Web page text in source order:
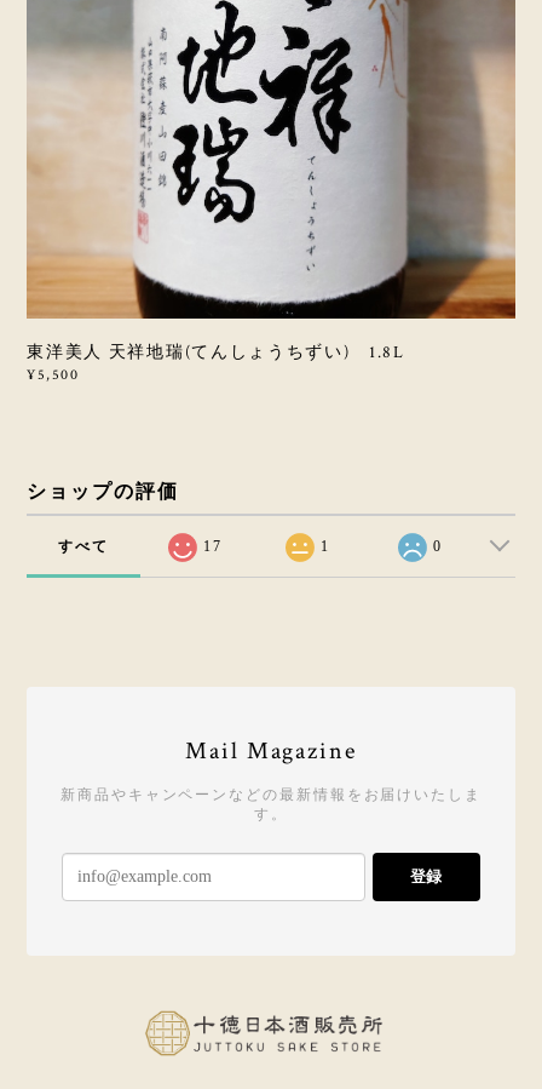
東洋美人 天祥地瑞(てんしょうちずい) 1.8L
¥5,500
ショップの評価
すべて 17 1 0
Mail Magazine
新商品やキャンペーンなどの最新情報をお届けいたしま
す。
登録